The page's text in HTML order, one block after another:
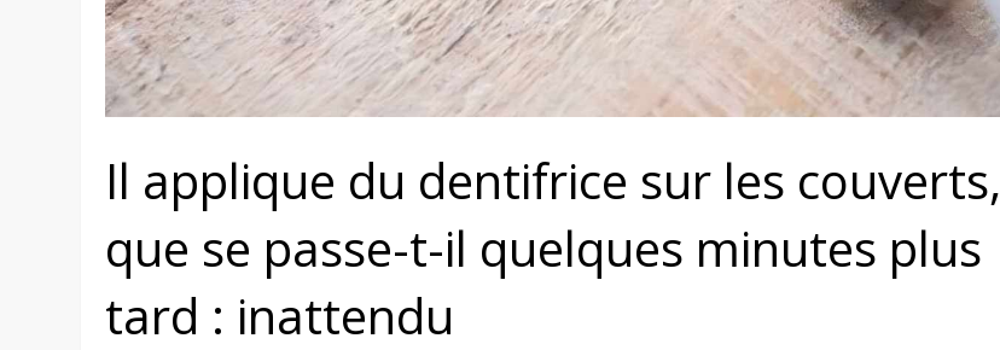
Il applique du dentifrice sur les couverts,
que se passe-t-il quelques minutes plus
tard : inattendu